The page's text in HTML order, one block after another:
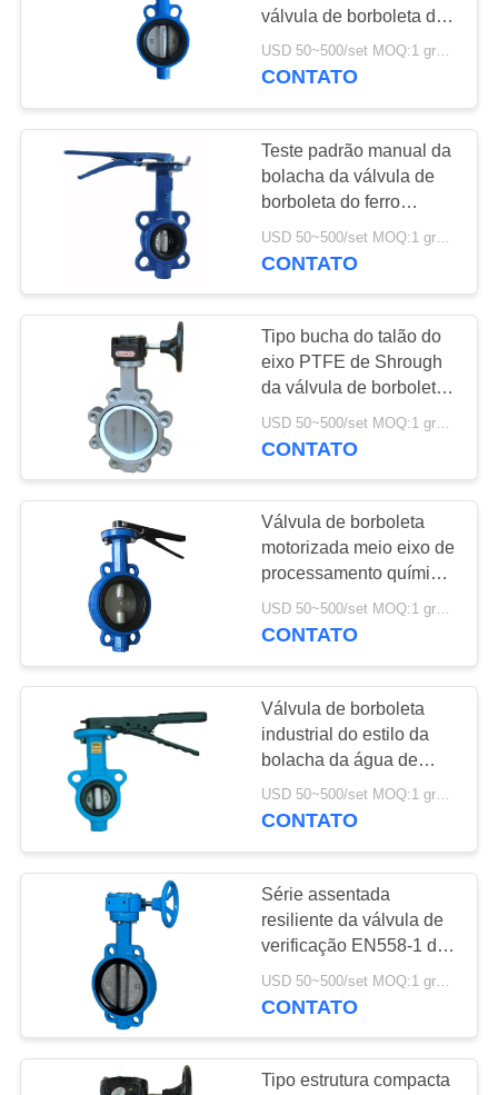
verificação de aço
inoxidável
Válvula operada do
motor elétrico
9
válvula operada
pneumática
5
Positioner da
válvula de Digitas
Válvula de
solenoide de
Rexroth
14
válvula de borboleta da
água da bolacha de dois
furos
USD 50~500/set MOQ:1 grupo
CONTATO
Teste padrão manual da
bolacha da válvula de
borboleta do ferro
fundido com a
extremidade flexível da
CONTATO
Tipo bucha do talão do
eixo PTFE de Shrough
da válvula de borboleta
da água sem Pin
USD 50~500/set MOQ:1 grupo
CONTATO
Válvula de borboleta
motorizada meio eixo de
processamento química
da válvula de borboleta
da água
USD 50~500/set MOQ:1 grupo
CONTATO
Válvula de borboleta
industrial do estilo da
bolacha da água de
esgoto da válvula de
borboleta da água DN65
USD 50~500/set MOQ:1 grupo
CONTATO
Série assentada
resiliente da válvula de
verificação EN558-1 da
borboleta da bolacha
cara a cara
CONTATO
Tipo estrutura compacta